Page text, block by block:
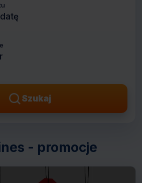
Szukaj
- promocje